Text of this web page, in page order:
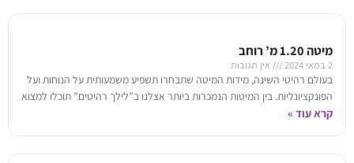
מיטה 1.20 מ’ רוחב
2 במאי 2024 אין תגובות
בעולם רהיטי השינה, מידות המיטה שתבחרו תשפיע משמעותית על הנוחות ועל
הפונקציונליות. בין המיטות הנמכרות ביותר אצלנו ב”לילך רהיטים” תוכלו למצוא
מיטה 1.20 מ’ רוחב המצטיינת באיזון בין
קרא עוד »